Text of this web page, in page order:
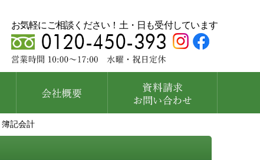
お気軽にご相談ください！土・日も受付しています
簿記会計